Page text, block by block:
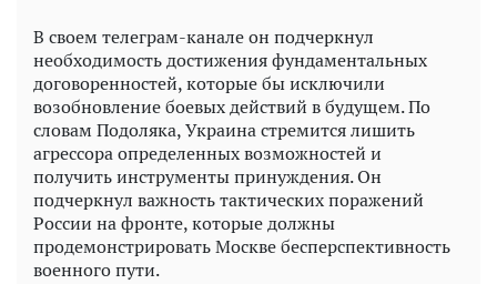
В своем телеграм-канале он подчеркнул
необходимость достижения фундаментальных
договоренностей, которые бы исключили
возобновление боевых действий в будущем. По
словам Подоляка, Украина стремится лишить
агрессора определенных возможностей и
получить инструменты принуждения. Он
подчеркнул важность тактических поражений
России на фронте, которые должны
продемонстрировать Москве бесперспективность
военного пути.